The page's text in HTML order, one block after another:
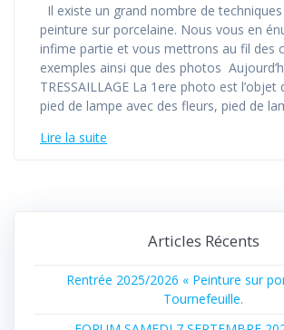
Il existe un grand nombre de
peinture sur porcelaine. Nous vous en
infime partie et vous mettrons au fil des
exemples ainsi que des photos
TRESSAILLAGE La 1ere photo est l’objet
pied de lampe avec des fleurs, pied de
Lire la suite
Articles Récents
Rentrée 2025/2026 « Peinture sur
Tournefeuille.